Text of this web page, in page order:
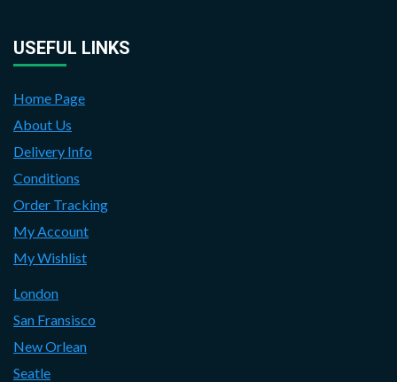
USEFUL LINKS
Home Page
About Us
Delivery Info
Conditions
Order Tracking
My Account
My Wishlist
London
San Fransisco
New Orlean
Seatle